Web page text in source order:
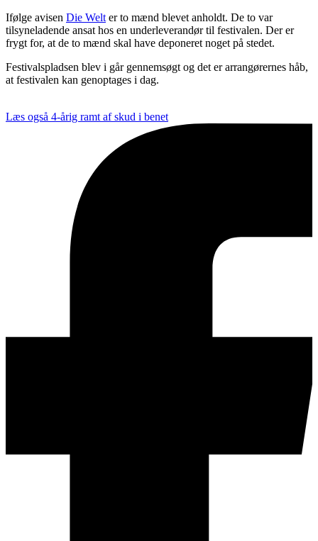
Ifølge avisen Die Welt er to mænd blevet anholdt. De to var
tilsyneladende ansat hos en underleverandør til festivalen. Der er
frygt for, at de to mænd skal have deponeret noget på stedet.
Festivalspladsen blev i går gennemsøgt og det er arrangørernes håb,
at festivalen kan genoptages i dag.
Læs også 4-årig ramt af skud i benet